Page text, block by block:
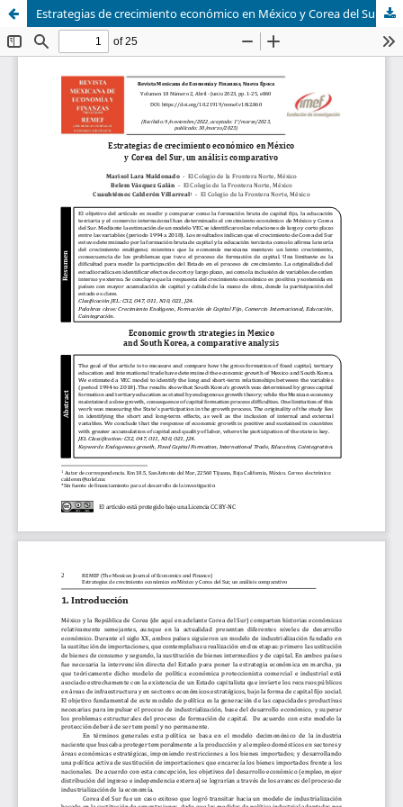
Estrategias de crecimiento económico en México y Corea del Sur, un análisis comparativo